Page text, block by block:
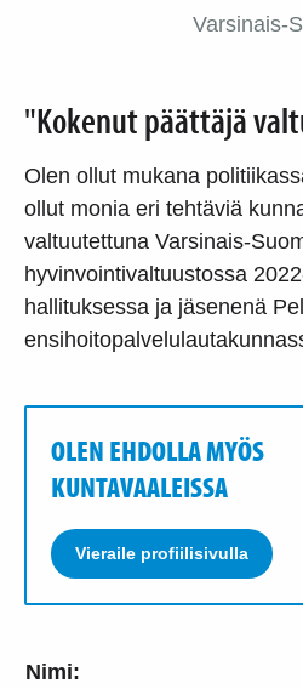
Nimi:
Varsinais-
"Kokenut päättäjä
Olen ollut mukana
ollut monia eri tehtäviä
valtuutettuna Varsinais-
hyvinvointivaltuustossa
hallituksessa ja jäsenenä
OLEN EHDOLLA MYÖS
KUNTAVAALEISSA
Vieraile profiilisivulla